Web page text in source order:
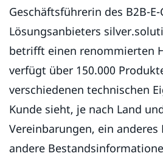
Geschäftsführerin des B2B-
Lösungsanbieters
betrifft einen renommierten
verfügt über 150.000
verschiedenen technischen
Kunde sieht, je nach Land
Vereinbarungen, ein
andere